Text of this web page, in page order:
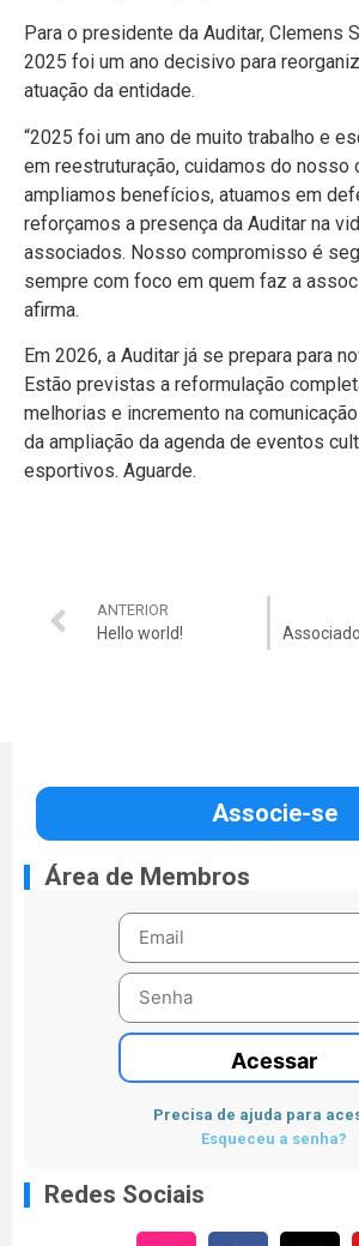
Para o presidente da Auditar, Clemens
2025 foi um ano decisivo para
atuação da entidade.
“2025 foi um ano de muito trabalho e
em reestruturação, cuidamos do nosso
ampliamos benefícios, atuamos em
reforçamos a presença da Auditar na
associados. Nosso compromisso é
sempre com foco em quem faz a
afirma.
Em 2026, a Auditar já se prepara para
Estão previstas a reformulação
melhorias e incremento na
da ampliação da agenda de eventos
esportivos. Aguarde.
ANTERIOR
Hello world!
Associe-se
Área de Membros
Acessar
Precisa de ajuda para
Esqueceu a senha?
Redes Sociais